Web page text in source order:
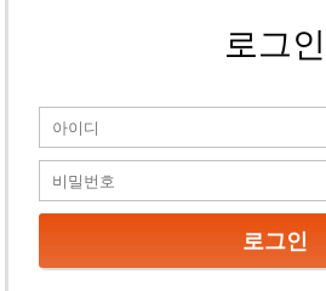
로그인